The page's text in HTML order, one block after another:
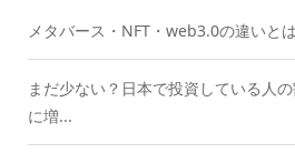
メタバース・NFT・web3.0の違いと
まだ少ない？日本で投資している人
に増...